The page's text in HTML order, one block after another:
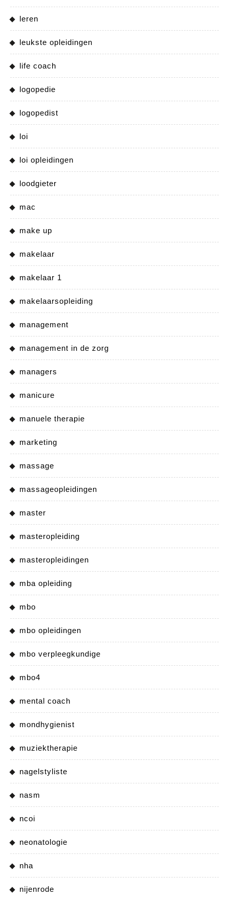
leren
leukste opleidingen
life coach
logopedie
logopedist
loi
loi opleidingen
loodgieter
mac
make up
makelaar
makelaar 1
makelaarsopleiding
management
management in de zorg
managers
manicure
manuele therapie
marketing
massage
massageopleidingen
master
masteropleiding
masteropleidingen
mba opleiding
mbo
mbo opleidingen
mbo verpleegkundige
mbo4
mental coach
mondhygienist
muziektherapie
nagelstyliste
nasm
ncoi
neonatologie
nha
nijenrode